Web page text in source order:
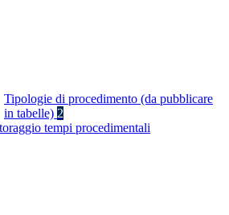
Tipologie di procedimento (da pubblicare
in tabelle) 2
tempi procedimentali